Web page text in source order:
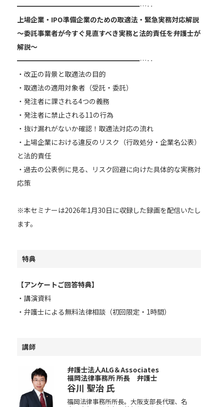
━━━━━━━━━━━━━━━━━━…‥
上場企業・IPO準備企業のための取適法・緊急実務対応解説
～委託事業者が今すぐ見直すべき実務と法的責任を弁護士が
解説～
━━━━━━━━━━━━━━━━━━…‥
・改正の背景と取適法の目的
・取適法の適用対象者（受託・委託）
・発注者に課される4つの義務
・発注者に禁止される11の行為
・抜け漏れがないか確認！取適法対応の流れ
・上場企業における違反のリスク（行政処分・企業名公表）
と法的責任
・過去の公表例に見る、リスク回避に向けた具体的な実務対
応策
※本セミナーは2026年1月30日に収録した録画を配信いたし
ます。
特典
【アンケートご回答特典】
・講演資料
・弁護士による無料法律相談（初回限定・1時間）
講師
弁護士法人ALG＆Associates
福岡法律事務所 所長 弁護士
谷川 聖治 氏
福岡法律事務所所長。大阪支部長代理、名